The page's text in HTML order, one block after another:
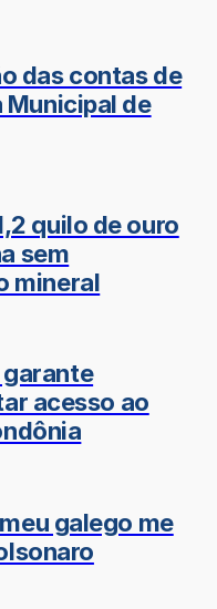
das contas de
Municipal de
quilo de ouro
sem
mineral
garante
acesso ao
galego me